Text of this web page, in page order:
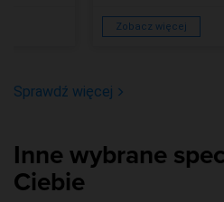
Zobacz więcej
Sprawdź więcej
Inne wybrane
Ciebie